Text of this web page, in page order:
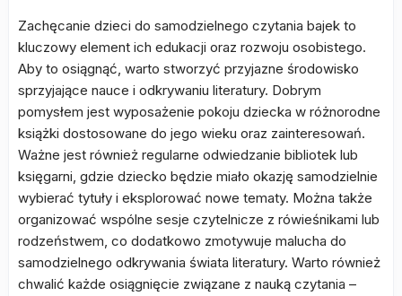
Zachęcanie dzieci do samodzielnego czytania bajek to
kluczowy element ich edukacji oraz rozwoju osobistego.
Aby to osiągnąć, warto stworzyć przyjazne środowisko
sprzyjające nauce i odkrywaniu literatury. Dobrym
pomysłem jest wyposażenie pokoju dziecka w różnorodne
książki dostosowane do jego wieku oraz zainteresowań.
Ważne jest również regularne odwiedzanie bibliotek lub
księgarni, gdzie dziecko będzie miało okazję samodzielnie
wybierać tytuły i eksplorować nowe tematy. Można także
organizować wspólne sesje czytelnicze z rówieśnikami lub
rodzeństwem, co dodatkowo zmotywuje malucha do
samodzielnego odkrywania świata literatury. Warto również
chwalić każde osiągnięcie związane z nauką czytania –